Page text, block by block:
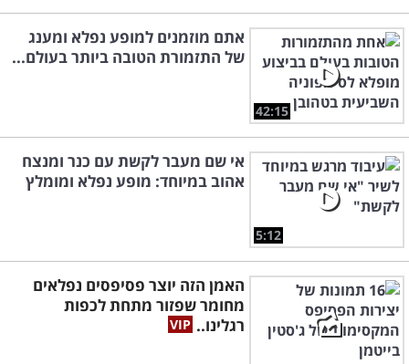
42:15
אתם מוזמנים למופע נפלא ומענג
של התזמורת הטובה ביותר בעולם...
5:12
אי שם מעבר לקשת עם כנר ומנצח
אהוב במיוחד: מופע נפלא ומומלץ
האמן הזה יוצר פסיפסים נפלאים
מחומר שפזור מתחת לכפות
רגלינו..